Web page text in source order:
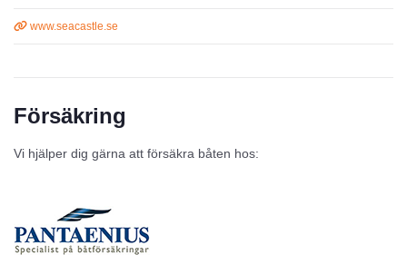
www.seacastle.se
Försäkring
Vi hjälper dig gärna att försäkra båten hos: